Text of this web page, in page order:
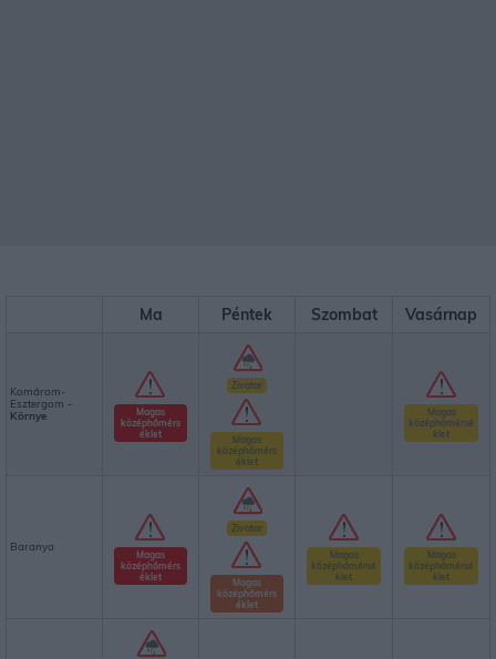
Ma Péntek Szombat Vasárnap
Komárom-
Esztergom -
Környe
Magas
középhőmérs
éklet
Zivatar
Magas
középhőmérs
éklet
Magas
középhőmérsé
klet
Baranya
Magas
középhőmérs
éklet
Zivatar
Magas
középhőmérs
éklet
Magas
középhőmérsé
klet
Magas
középhőmérsé
klet